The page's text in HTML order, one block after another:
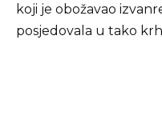
koji je obožavao
posjedovala u tako